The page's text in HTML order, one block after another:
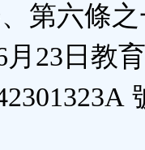
第六條
月23日教